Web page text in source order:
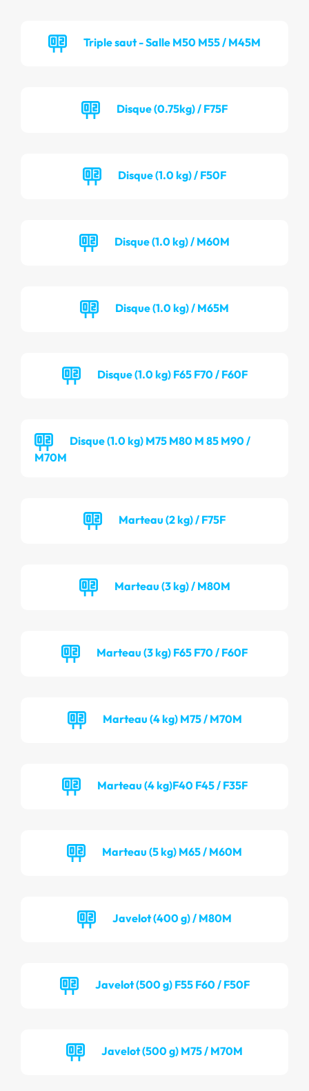
Triple saut - Salle M50 M55 / M45M
Disque (0.75kg) / F75F
Disque (1.0 kg) / F50F
Disque (1.0 kg) / M60M
Disque (1.0 kg) / M65M
Disque (1.0 kg) F65 F70 / F60F
Disque (1.0 kg) M75 M80 M 85 M90 /
M70M
Marteau (2 kg) / F75F
Marteau (3 kg) / M80M
Marteau (3 kg) F65 F70 / F60F
Marteau (4 kg) M75 / M70M
Marteau (4 kg)F40 F45 / F35F
Marteau (5 kg) M65 / M60M
Javelot (400 g) / M80M
Javelot (500 g) F55 F60 / F50F
Javelot (500 g) M75 / M70M